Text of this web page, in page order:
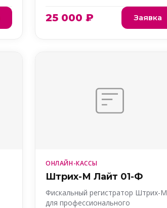
25 000 ₽ Заявка
ОНЛАЙН-КАССЫ
Штрих-М Лайт 01-Ф
Фискальный регистратор Штрих-М
для профессионального